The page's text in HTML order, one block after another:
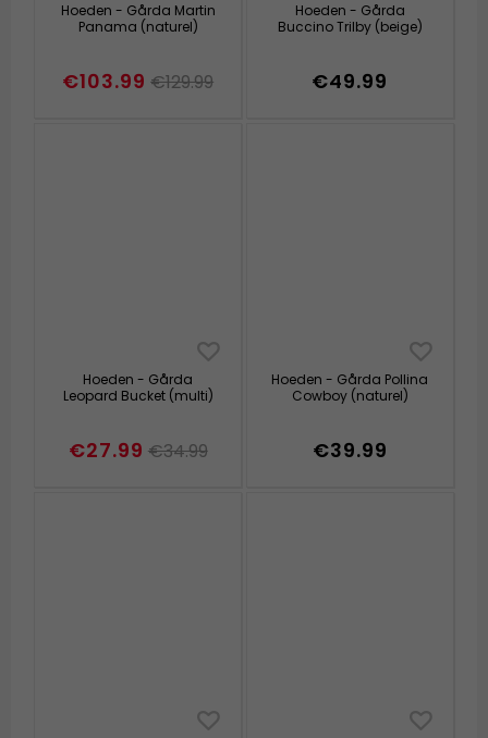
Hoeden - Gårda Martin
Panama (naturel)
€103.99 €129.99
Hoeden - Gårda
Buccino Trilby (beige)
€49.99
Hoeden - Gårda
Leopard Bucket (multi)
€27.99 €34.99
Hoeden - Gårda Pollina
Cowboy (naturel)
€39.99